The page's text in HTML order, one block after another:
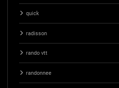
quick
radisson
rando vtt
randonnee